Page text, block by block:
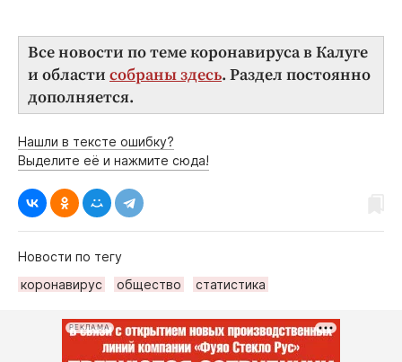
Все новости по теме коронавируса в Калуге
и области собраны здесь. Раздел постоянно
дополняется.
Нашли в тексте ошибку?
Выделите её и нажмите сюда!
Новости по тегу
коронавирус
общество статистика
РЕКЛАМА